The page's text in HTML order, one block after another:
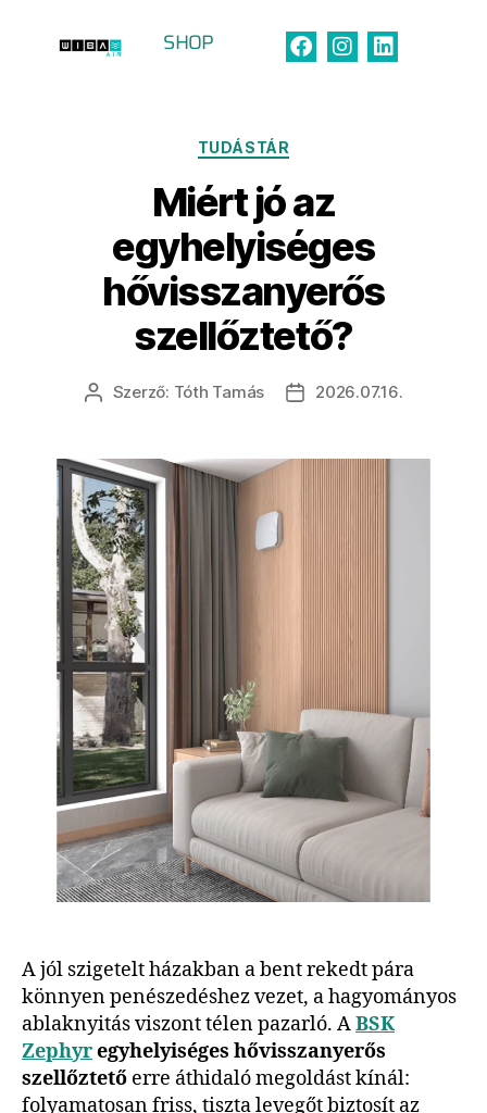
SHOP
Kategória: Tudástár
TUDÁSTÁR
Miért jó az
egyhelyiséges
hővisszanyerős
szellőztető?
Szerző: Tóth Tamás 2026.07.16.
A jól szigetelt házakban a bent rekedt pára
könnyen penészedéshez vezet, a hagyományos
ablaknyitás viszont télen pazarló. ABSK
Zephyregyhelyiséges hővisszanyerős
szellőztető erre áthidaló megoldást kínál:
folyamatosan friss, tiszta levegőt biztosít az